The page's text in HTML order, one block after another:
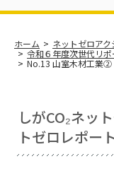
ホーム ネットゼロア
令和６年度次世代リ
No.13 山室木材工業②
しがCO₂ネッ
トゼロレポート